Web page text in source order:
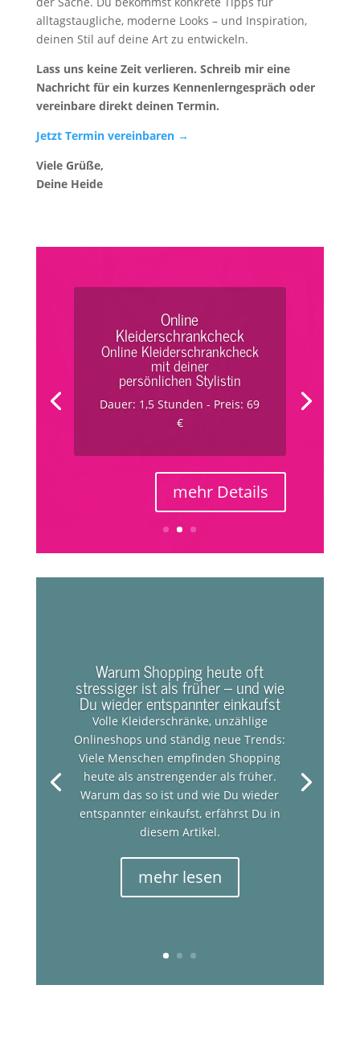
alltagstaugliche, moderne Looks – und Inspiration,
deinen Stil auf deine Art zu entwickeln.
Lass uns keine Zeit verlieren. Schreib mir eine
Nachricht für ein kurzes Kennenlerngespräch oder
vereinbare direkt deinen Termin.
Jetzt Termin vereinbaren →
Viele Grüße,
Deine Heide
Kleiderschrankcheck
Kleiderschrankcheck mit
deiner persönlichenStylistin
Dauer: 3 Stunden - Preis: 179
Warum Shopping heute oft
stressiger ist als früher – und wie
Du wieder entspannter einkaufst
Volle Kleiderschränke, unzählige
Onlineshops und ständig neue Trends:
Viele Menschen empfinden Shopping
heute als anstrengender als früher.
Warum das so ist und wie Du wieder
entspannter einkaufst, erfährst Du in
diesem Artikel.
mehr lesen